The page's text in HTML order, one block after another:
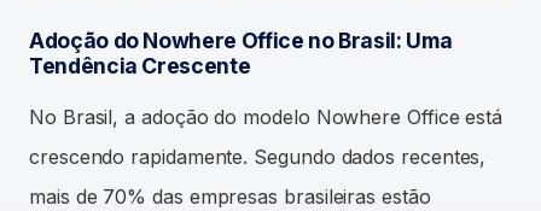
Adoção do Nowhere Office no Brasil: Uma
Tendência Crescente
No Brasil, a adoção do modelo Nowhere Office está
crescendo rapidamente. Segundo dados recentes,
mais de 70% das empresas brasileiras estão